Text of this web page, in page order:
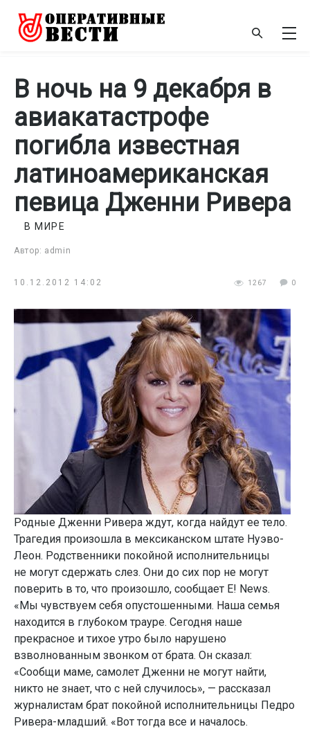
В ночь на 9 декабря в
авиакатастрофе
погибла известная
латиноамериканская
певица Дженни Ривера
Автор: admin
В МИРЕ
10.12.2012 14:02 1267 0
Родные Дженни Ривера ждут, когда найдут ее тело.
Трагедия произошла в мексиканском штате Нуэво-
Леон. Родственники покойной исполнительницы
не могут сдержать слез. Они до сих пор не могут
поверить в то, что произошло, сообщает E! News.
«Мы чувствуем себя опустошенными. Наша семья
находится в глубоком трауре. Сегодня наше
прекрасное и тихое утро было нарушено
взволнованным звонком от брата. Он сказал:
«Сообщи маме, самолет Дженни не могут найти,
никто не знает, что с ней случилось», — рассказал
журналистам брат покойной исполнительницы Педро
Ривера-младший. «Вот тогда все и началось.